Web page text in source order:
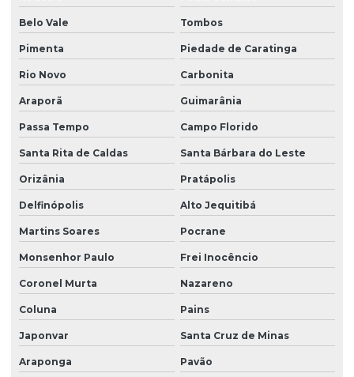
Belo Vale Tombos
Pimenta Piedade de Caratinga
Rio Novo Carbonita
Araporã Guimarânia
Passa Tempo Campo Florido
Santa Rita de Caldas Santa Bárbara do Leste
Orizânia Pratápolis
Delfinópolis Alto Jequitibá
Martins Soares Pocrane
Monsenhor Paulo Frei Inocêncio
Coronel Murta Nazareno
Coluna Pains
Japonvar Santa Cruz de Minas
Araponga Pavão